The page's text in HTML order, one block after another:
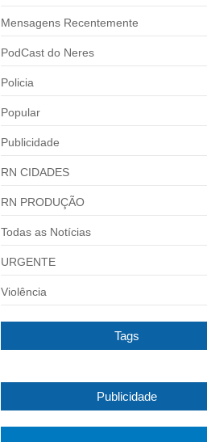
Mensagens Recentemente
PodCast do Neres
Policia
Popular
Publicidade
RN CIDADES
RN PRODUÇÃO
Todas as Notícias
URGENTE
Violência
Tags
Publicidade